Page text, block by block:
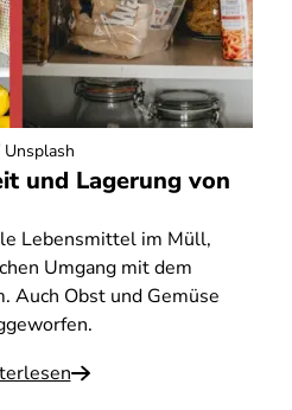
und Lagerung von
Lebensmittel im Müll,
Umgang mit dem
Auch Obst und Gemüse